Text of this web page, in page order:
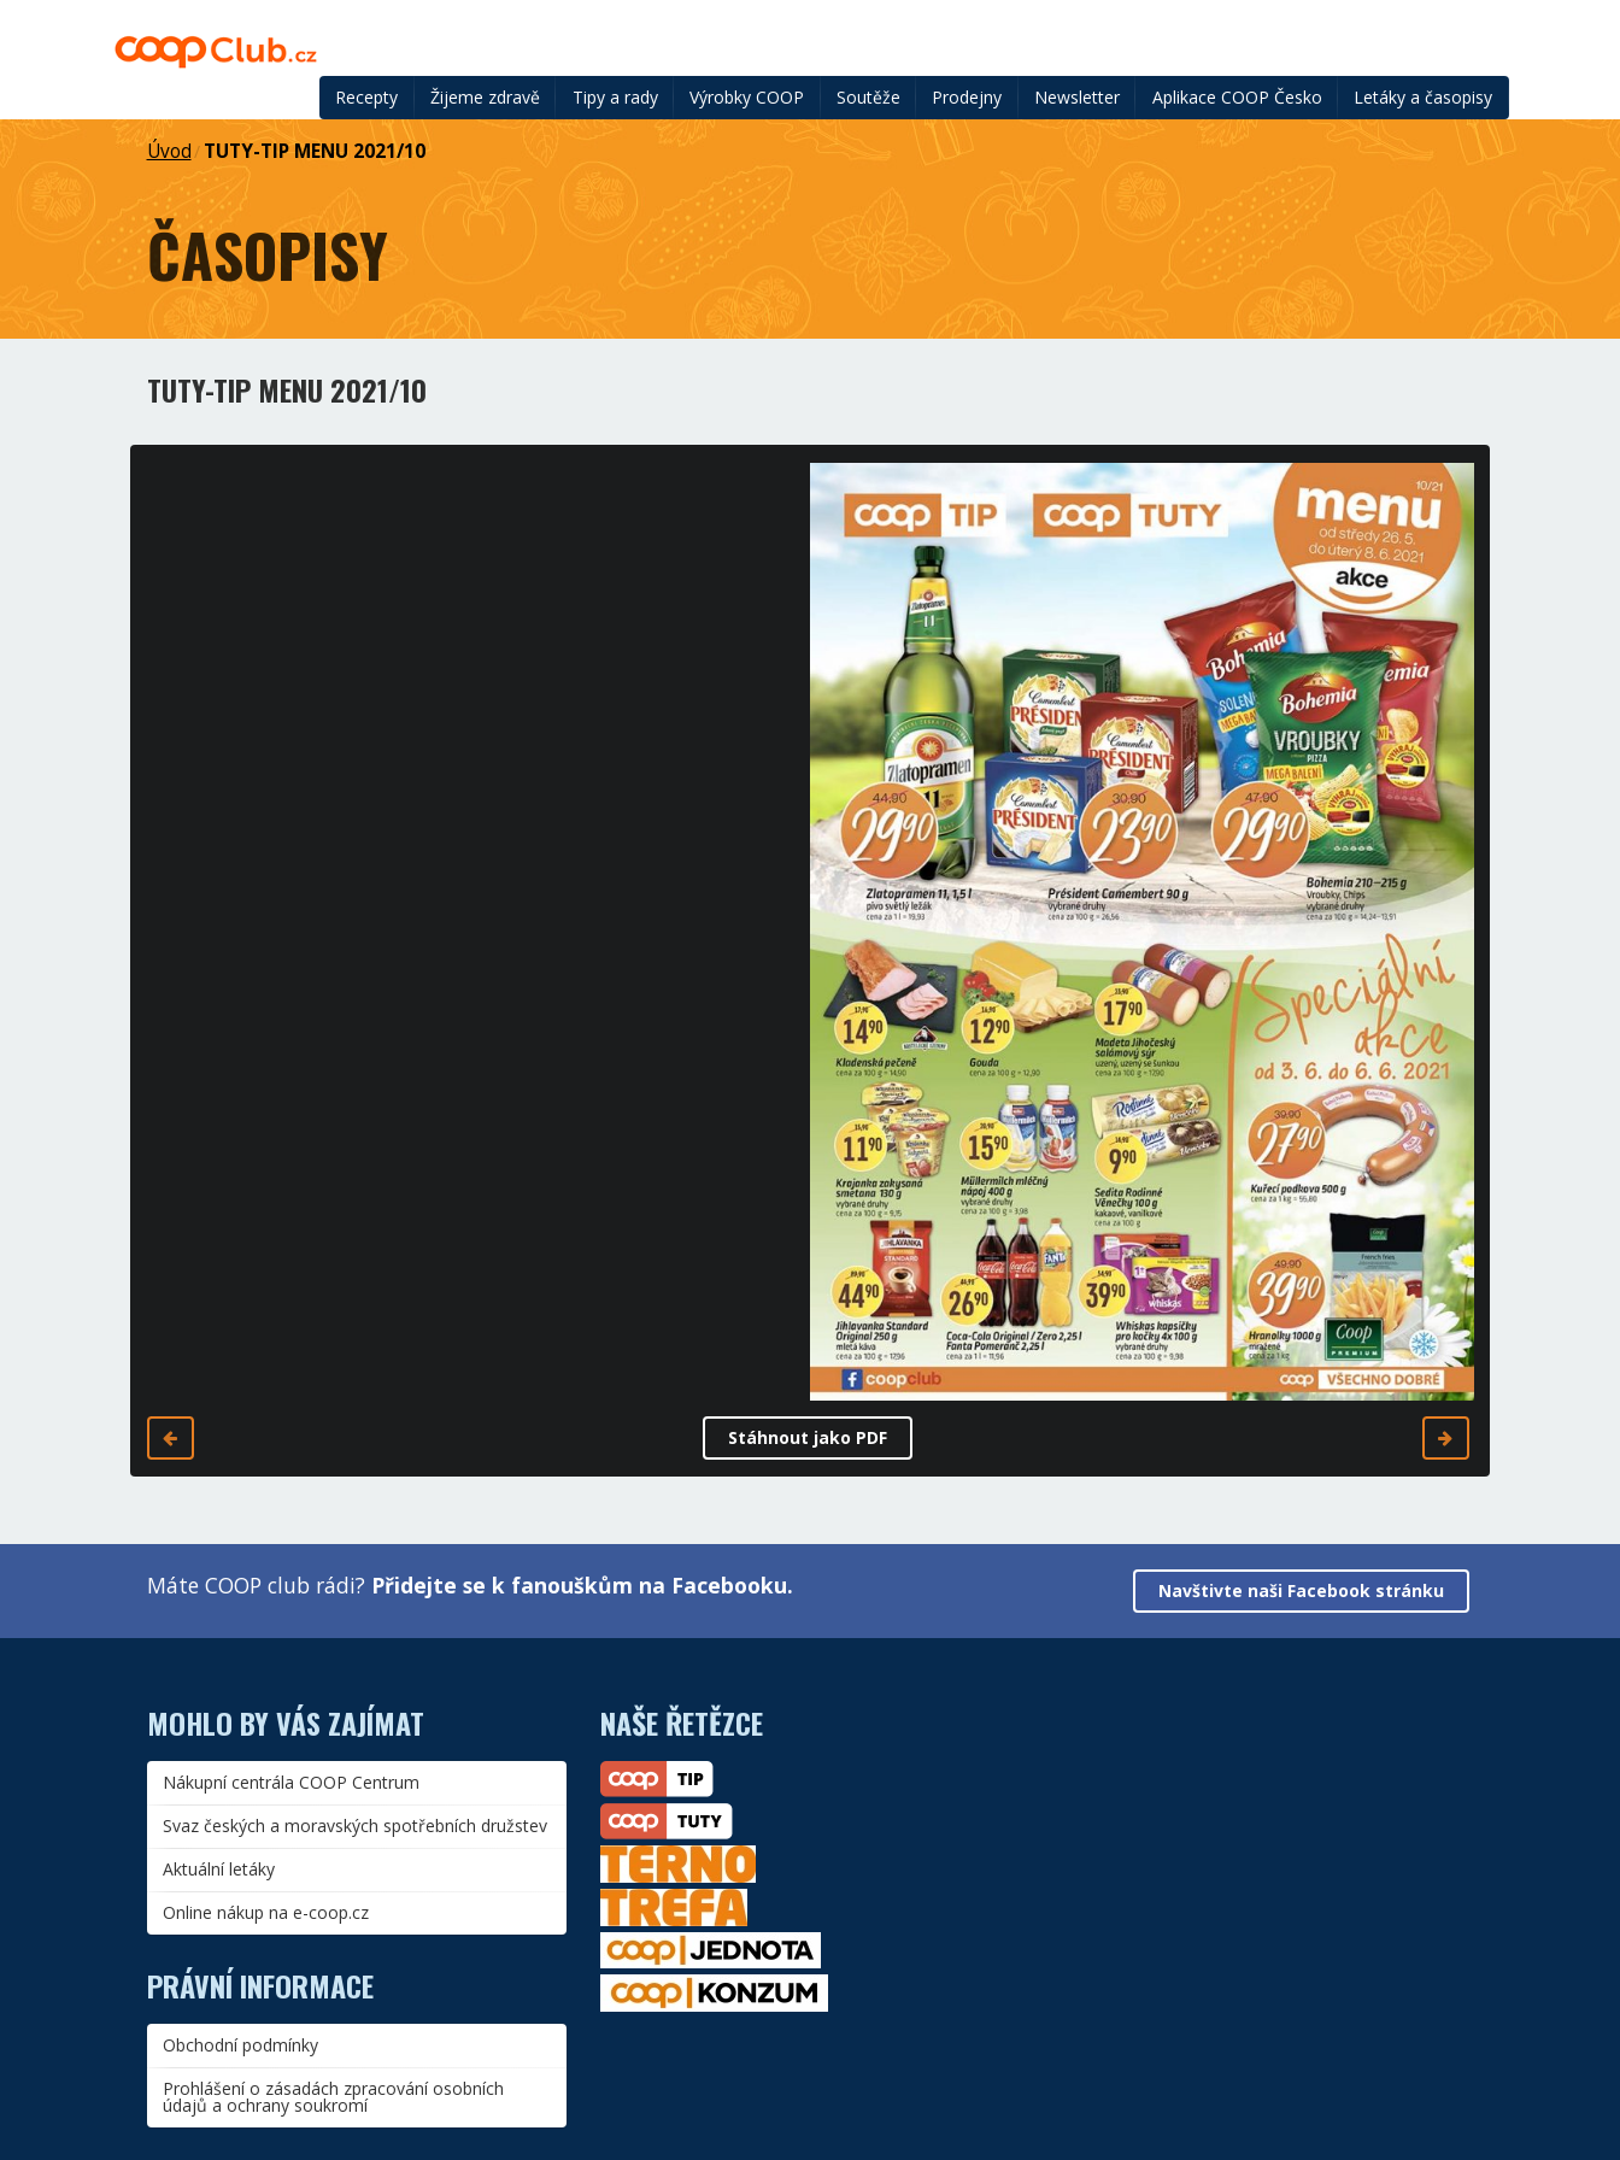
Recepty Žijeme zdravě Tipy a rady Výrobky COOP Soutěže Prodejny Newsletter Aplikace COOP Česko Letáky a časopisy
Úvod/ TUTY-TIP MENU 2021/10
ČASOPISY
TUTY-TIP MENU 2021/10
Stáhnout jako PDF
Máte COOP club rádi? Přidejte se k fanouškům na Facebooku. Navštivte naši Facebook stránku
MOHLO BY VÁS ZAJÍMAT
Nákupní centrála COOP Centrum
Svaz českých a moravských spotřebních družstev
Aktuální letáky
Online nákup na e-coop.cz
PRÁVNÍ INFORMACE
Obchodní podmínky
Prohlášení o zásadách zpracování osobních
údajů a ochrany soukromí
NAŠE ŘETĚZCE